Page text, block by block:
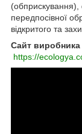
передпосівної
відкритого та
Сайт
https://